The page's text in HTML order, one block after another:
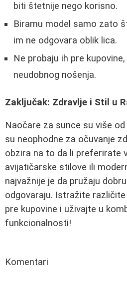
biti štetnije nego korisno.
Biramu model samo zato
im ne odgovara oblik lica.
Ne probaju ih pre
neudobnog nošenja.
Zaključak: Zdravlje i Stil u
Naočare za sunce su više
su neophodne za očuvanje
obzira na to da li preferirate
avijatičarske stilove ili
najvažnije je da pružaju
odgovaraju. Istražite
pre kupovine i uživajte u
funkcionalnosti!
Komentari